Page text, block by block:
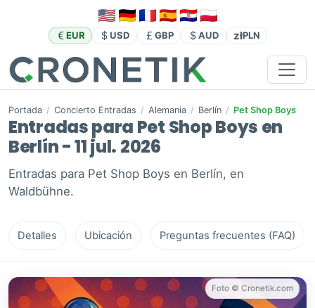
EUR USD GBP AUD złPLN
Portada / Concierto Entradas / Alemania / Berlín / Pet Shop Boys
Entradas para Pet Shop Boys en
Berlín - 11 jul. 2026
Entradas para Pet Shop Boys en Berlín, en
Waldbühne.
Detalles Ubicación Preguntas frecuentes (FAQ)
Foto © Cronetik.com